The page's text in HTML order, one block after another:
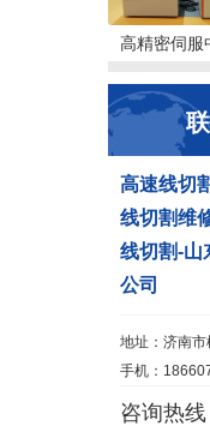
高精密伺服
高速线切
线切割维
线切割-山
公司
地址：济南市
手机：
咨询热线